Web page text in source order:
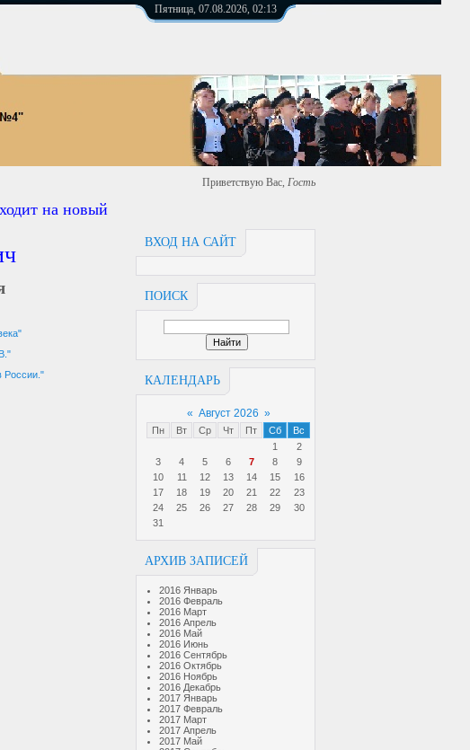
Пятница, 07.08.2026, 02:13
Приветствую Вас, Гость
на новый ардерс https://сош4.рф
ВХОД НА САЙТ
ПОИСК
КАЛЕНДАРЬ
« Август 2026 »
Пн Вт Ср Чт Пт Сб
Вс
1
2
3
4 5 6 7 8
9
10
11 12 13 14 15
16
17
18 19 20 21 22
23
24
25 26 27 28 29
30
31
АРХИВ ЗАПИСЕЙ
2016 Январь
2016 Февраль
2016 Март
2016 Апрель
2016 Май
2016 Июнь
2016 Сентябрь
2016 Октябрь
2016 Ноябрь
2016 Декабрь
2017 Январь
2017 Февраль
2017 Март
2017 Апрель
2017 Май
России."